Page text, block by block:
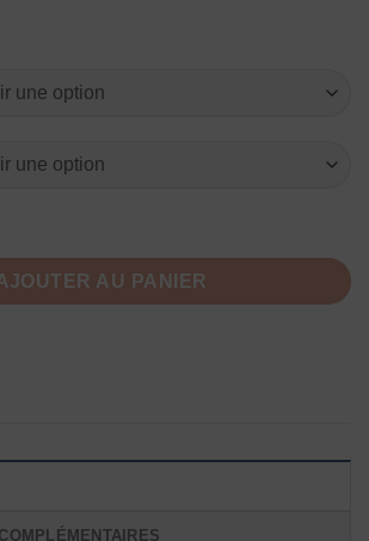
Ete A Pois En Soie
AU PANIER